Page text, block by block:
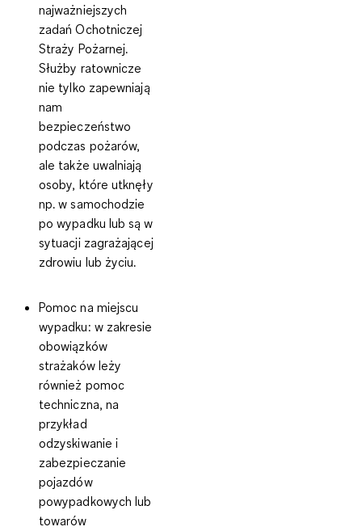
najważniejszych
zadań Ochotniczej
Straży Pożarnej.
Służby ratownicze
nie tylko zapewniają
nam
bezpieczeństwo
podczas pożarów,
ale także uwalniają
osoby, które utknęły
np. w samochodzie
po wypadku lub są w
sytuacji zagrażającej
zdrowiu lub życiu.
Pomoc na miejscu
wypadku: w zakresie
obowiązków
strażaków leży
również pomoc
techniczna, na
przykład
odzyskiwanie i
zabezpieczanie
pojazdów
powypadkowych lub
towarów